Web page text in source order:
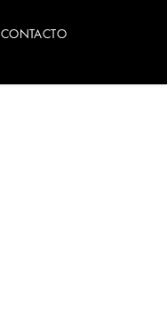
CONTACTO